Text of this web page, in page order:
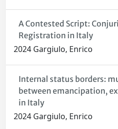
A Contested Script:
Registration in Italy
2024 Gargiulo, Enrico
Internal status borders:
between emancipation,
in Italy
2024 Gargiulo, Enrico